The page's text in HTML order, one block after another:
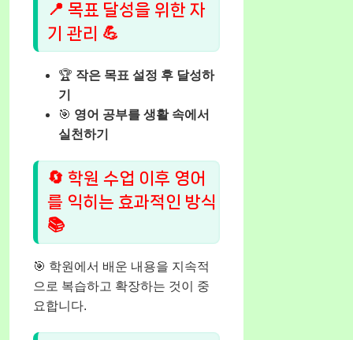
📍 목표 달성을 위한 자
기 관리 💪
🏆 작은 목표 설정 후 달성하
기
🎯 영어 공부를 생활 속에서
실천하기
🔄 학원 수업 이후 영어
를 익히는 효과적인 방식
📚
🎯 학원에서 배운 내용을 지속적
으로 복습하고 확장하는 것이 중
요합니다.